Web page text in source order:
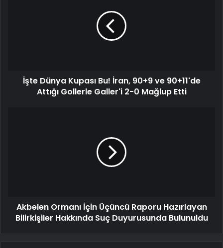
İşte Dünya Kupası Bu! İran, 90+9 ve 90+11'de
Attığı Gollerle Galler'i 2-0 Mağlup Etti
Akbelen Ormanı İçin Üçüncü Raporu Hazırlayan
Bilirkişiler Hakkında Suç Duyurusunda Bulunuldu